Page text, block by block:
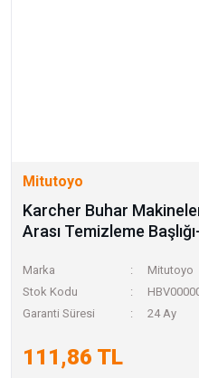
Mitutoyo
Karcher Buhar
Arası Temizleme
Marka
Mitutoyo
Stok Kodu
Garanti Süresi
24 Ay
111,86 TL